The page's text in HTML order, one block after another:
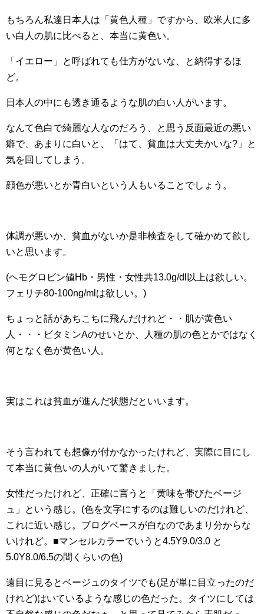
もちろん私達日本人は「黄色人種」ですから、欧米人に多
い白人の肌に比べると、本当に黄色い。
「イエロー」と呼ばれても仕方がないな、と納得するほ
ど。
日本人の中にも透き通るような肌の白い人がいます。
なんて色白で綺麗な人なのだろう、と思う反面最近の悪い
癖で、あまりに白いと、「はて、貧血は大丈夫かいな?」と
気を回してしまう。
顔色が悪いとか青白いという人もいることでしょう。
体調が悪いか、貧血がないか是非検査をして確かめて欲し
いと思います。
(ヘモグロビン値Hb・男性・女性共13.0g/dl以上は欲しい。
フェリチ80-100ng/mlは欲しい。)
ちょっと話があちこちに飛んだけれど・・肌が黄色い
人・・・ビタミンAのせいとか、人種の肌の色とかではなく
何となく色が黄色い人。
実はこれは貧血が進んだ状態だといいます。
そう言われても想像が付かなかったけれど、実際に目にし
て本当に黄色いの人がいて驚きました。
女性だったけれど、正確に言うと「黄味を帯びたベージ
ュ」という感じ。(色を文字にするのは難しいのだけれど、
これに近い感じ。ブログベースが白なのであまり分からな
いけれど。■マンセルカラーでいうと4.5Y9.0/3.0 と
5.0Y8.0/6.5の間くらいの色)
遠目に見るとベージュのタイツでも(足が単に目立ったのだ
けれど)はいているような感じの色だった。タイツにしては